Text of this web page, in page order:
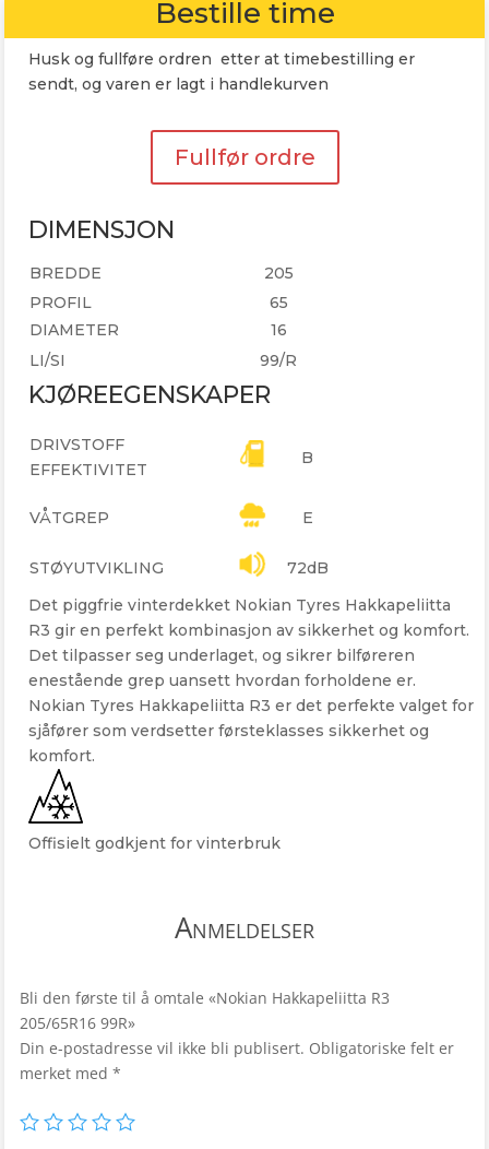
Bestille time
Husk og fullføre ordren etter at timebestilling er
sendt, og varen er lagt i handlekurven
Fullfør ordre
DIMENSJON
BREDDE
205
PROFIL
65
DIAMETER
16
LI/SI
99/R
KJØREEGENSKAPER
DRIVSTOFF
EFFEKTIVITET
B
VÅTGREP E
STØYUTVIKLING
72dB
Det piggfrie vinterdekket Nokian Tyres Hakkapeliitta
R3 gir en perfekt kombinasjon av sikkerhet og komfort.
Det tilpasser seg underlaget, og sikrer bilføreren
enestående grep uansett hvordan forholdene er.
Nokian Tyres Hakkapeliitta R3 er det perfekte valget for
sjåfører som verdsetter førsteklasses sikkerhet og
komfort.
Offisielt godkjent for vinterbruk
Anmeldelser
Bli den første til å omtale «Nokian Hakkapeliitta R3
205/65R16 99R»
Din e-postadresse vil ikke bli publisert. Obligatoriske felt er
merket med *